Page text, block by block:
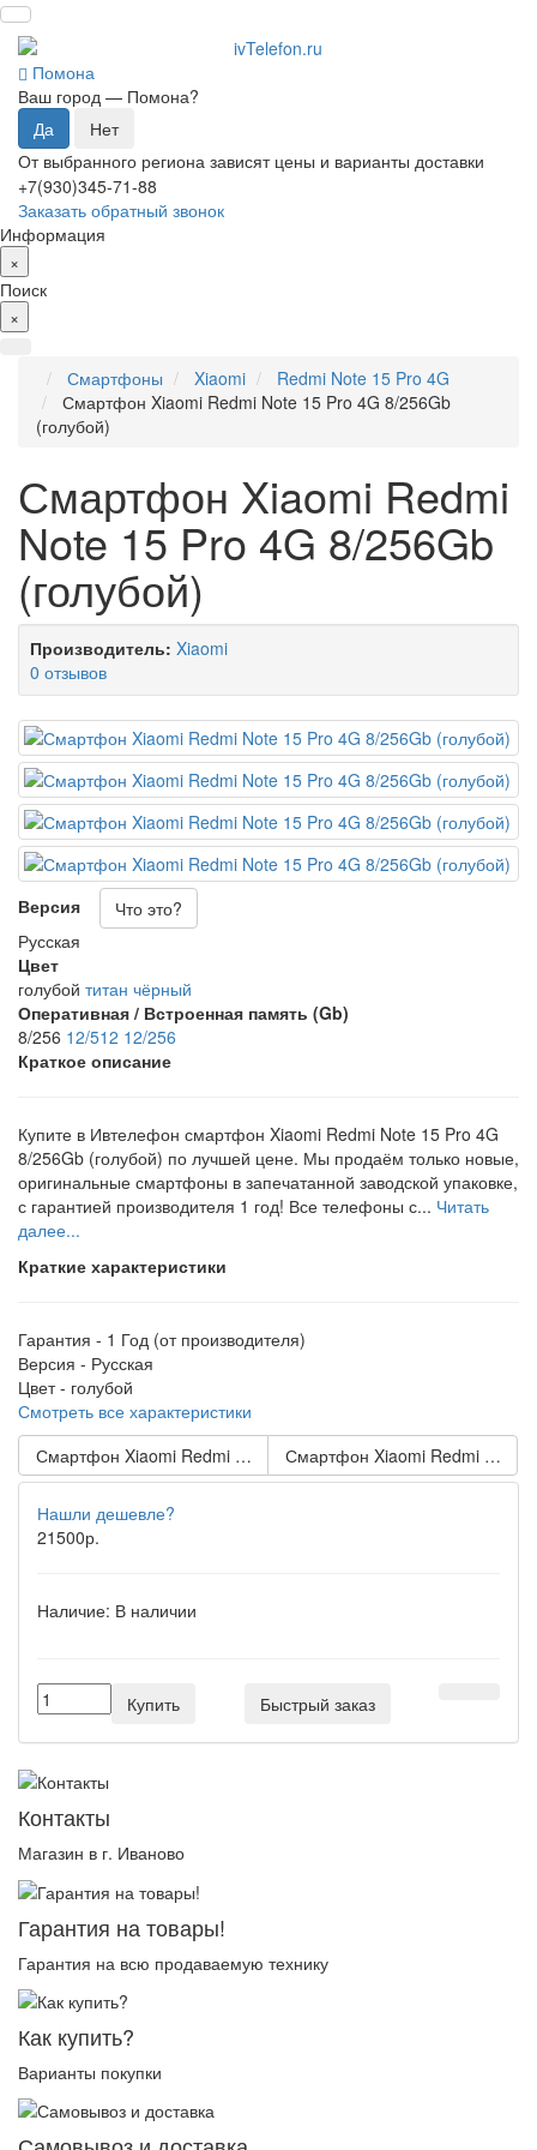
Помона
Ваш город — Помона?
От выбранного региона зависят цены и варианты доставки
+7(930)345-71-88
Заказать обратный звонок
Информация
×
Поиск
×
Смартфоны Xiaomi
Redmi Note 15 Pro 4G
Смартфон Xiaomi Redmi Note 15 Pro 4G 8/256Gb
(голубой)
Смартфон Xiaomi Redmi
Note 15 Pro 4G 8/256Gb
(голубой)
Производитель: Xiaomi
0 отзывов
Версия
Что это?
Русская
Цвет
голубой титан чёрный
Оперативная / Встроенная память (Gb)
8/256 12/512 12/256
Краткое описание
Купите в Ивтелефон смартфон Xiaomi Redmi Note 15 Pro 4G
8/256Gb (голубой) по лучшей цене. Мы продаём только новые,
оригинальные смартфоны в запечатанной заводской упаковке,
с гарантией производителя 1 год! Все телефоны с... Читать
далее...
Краткие характеристики
Гарантия - 1 Год (от производителя)
Версия - Русская
Цвет - голубой
Смотреть все характеристики
Смартфон Xiaomi Redmi Note 15 Pro 4G 8/256Gb (титан)
Смартфон Xiaomi Redmi Note
Нашли дешевле?
21500р.
Наличие: В наличии
Купить Быстрый заказ
Контакты
Магазин в г. Иваново
Гарантия на товары!
Гарантия на всю продаваемую технику
Как купить?
Варианты покупки